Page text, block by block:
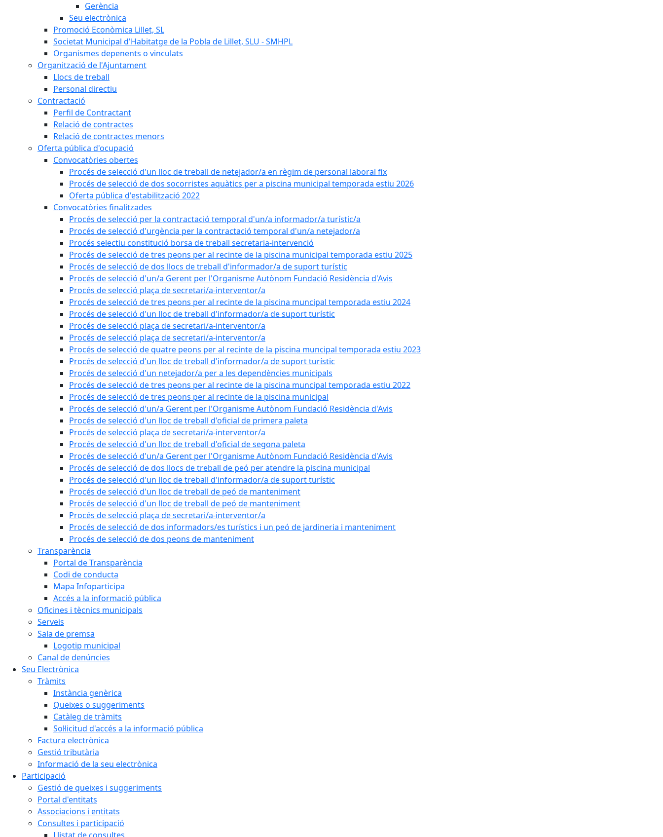
Gerència
Seu electrònica
Promoció Econòmica Lillet, SL
Societat Municipal d'Habitatge de la Pobla de Lillet, SLU - SMHPL
Organismes depenents o vinculats
Organització de l'Ajuntament
Llocs de treball
Personal directiu
Contractació
Perfil de Contractant
Relació de contractes
Relació de contractes menors
Oferta pública d'ocupació
Convocatòries obertes
Procés de selecció d'un lloc de treball de netejador/a en règim de personal laboral fix
Procés de selecció de dos socorristes aquàtics per a piscina municipal temporada estiu 2026
Oferta pública d'estabilització 2022
Convocatòries finalitzades
Procés de selecció per la contractació temporal d'un/a informador/a turístic/a
Procés de selecció d'urgència per la contractació temporal d'un/a netejador/a
Procés selectiu constitució borsa de treball secretaria-intervenció
Procés de selecció de tres peons per al recinte de la piscina municipal temporada estiu 2025
Procés de selecció de dos llocs de treball d'informador/a de suport turístic
Procés de selecció d'un/a Gerent per l'Organisme Autònom Fundació Residència d'Avis
Procés de selecció plaça de secretari/a-interventor/a
Procés de selecció de tres peons per al recinte de la piscina muncipal temporada estiu 2024
Procés de selecció d'un lloc de treball d'informador/a de suport turístic
Procés de selecció plaça de secretari/a-interventor/a
Procés de selecció plaça de secretari/a-interventor/a
Procés de selecció de quatre peons per al recinte de la piscina muncipal temporada estiu 2023
Procés de selecció d'un lloc de treball d'informador/a de suport turístic
Procés de selecció d'un netejador/a per a les dependències municipals
Procés de selecció de tres peons per al recinte de la piscina muncipal temporada estiu 2022
Procés de selecció de tres peons per al recinte de la piscina municipal
Procés de selecció d'un/a Gerent per l'Organisme Autònom Fundació Residència d'Avis
Procés de selecció d'un lloc de treball d'oficial de primera paleta
Procés de selecció plaça de secretari/a-interventor/a
Procés de selecció d'un lloc de treball d'oficial de segona paleta
Procés de selecció d'un/a Gerent per l'Organisme Autònom Fundació Residència d'Avis
Procés de selecció de dos llocs de treball de peó per atendre la piscina municipal
Procés de selecció d'un lloc de treball d'informador/a de suport turístic
Procés de selecció d'un lloc de treball de peó de manteniment
Procés de selecció d'un lloc de treball de peó de manteniment
Procés de selecció plaça de secretari/a-interventor/a
Procés de selecció de dos informadors/es turístics i un peó de jardineria i manteniment
Procés de selecció de dos peons de manteniment
Transparència
Portal de Transparència
Codi de conducta
Mapa Infoparticipa
Accés a la informació pública
Oficines i tècnics municipals
Serveis
Sala de premsa
Logotip municipal
Canal de denúncies
Seu Electrònica
Tràmits
Instància genèrica
Queixes o suggeriments
Catàleg de tràmits
Sol·licitud d'accés a la informació pública
Factura electrònica
Gestió tributària
Informació de la seu electrònica
Participació
Gestió de queixes i suggeriments
Portal d'entitats
Associacions i entitats
Consultes i participació